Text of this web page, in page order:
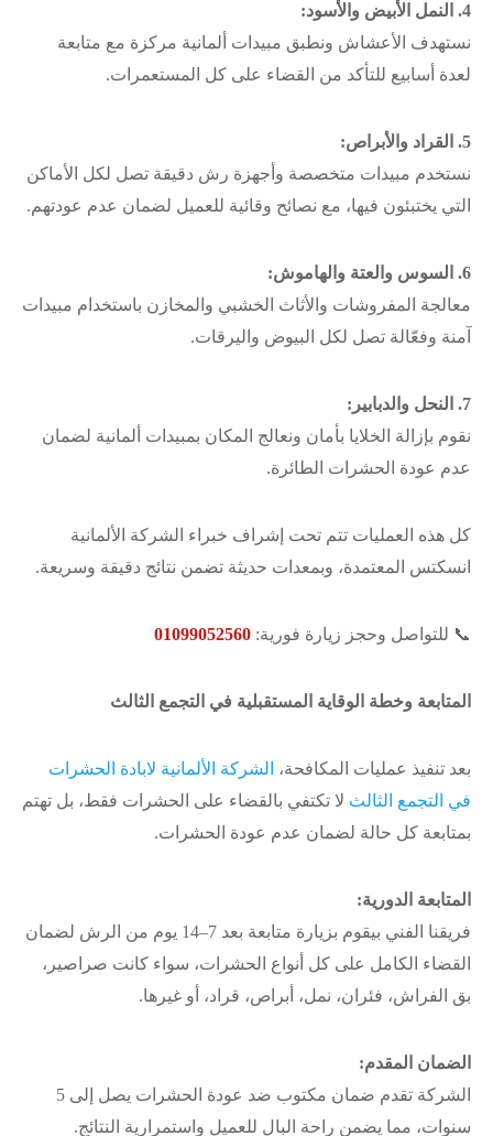
4. النمل الأبيض والأسود:
نستهدف الأعشاش ونطبق مبيدات ألمانية مركزة مع متابعة
لعدة أسابيع للتأكد من القضاء على كل المستعمرات.
5. القراد والأبراص:
نستخدم مبيدات متخصصة وأجهزة رش دقيقة تصل لكل الأماكن
التي يختبئون فيها، مع نصائح وقائية للعميل لضمان عدم عودتهم.
6. السوس والعتة والهاموش:
معالجة المفروشات والأثاث الخشبي والمخازن باستخدام مبيدات
آمنة وفعّالة تصل لكل البيوض واليرقات.
7. النحل والدبابير:
نقوم بإزالة الخلايا بأمان ونعالج المكان بمبيدات ألمانية لضمان
عدم عودة الحشرات الطائرة.
كل هذه العمليات تتم تحت إشراف خبراء الشركة الألمانية
انسكتس المعتمدة، وبمعدات حديثة تضمن نتائج دقيقة وسريعة.
📞 للتواصل وحجز زيارة فورية: 01099052560
المتابعة وخطة الوقاية المستقبلية في التجمع الثالث
بعد تنفيذ عمليات المكافحة، الشركة الألمانية لابادة الحشرات
في التجمع الثالث لا تكتفي بالقضاء على الحشرات فقط، بل تهتم
بمتابعة كل حالة لضمان عدم عودة الحشرات.
المتابعة الدورية:
فريقنا الفني بيقوم بزيارة متابعة بعد 7–14 يوم من الرش لضمان
القضاء الكامل على كل أنواع الحشرات، سواء كانت صراصير،
بق الفراش، فئران، نمل، أبراص، قراد، أو غيرها.
الضمان المقدم:
الشركة تقدم ضمان مكتوب ضد عودة الحشرات يصل إلى 5
سنوات، مما يضمن راحة البال للعميل واستمرارية النتائج.